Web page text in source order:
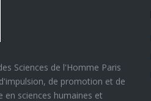
Sciences de l'Homme Paris
de promotion et de
en sciences humaines et